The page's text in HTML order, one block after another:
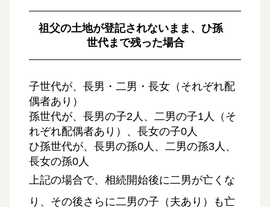
祖父の土地が登記されないまま、ひ孫
世代まで残った場合
子世代が、長男・二男・長女（それぞれ配
偶者あり）
孫世代が、長男の子2人、二男の子1人（そ
れぞれ配偶者あり）、長女の子0人
ひ孫世代が、長男の孫0人、二男の孫3人、
長女の孫0人
上記の場合で、相続開始後に二男が亡くな
り、その後さらに二男の子（夫あり）も亡